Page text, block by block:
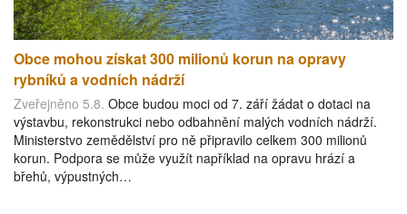
Obce mohou získat 300 milionů korun na opravy
rybníků a vodních nádrží
Zveřejněno 5.8. Obce budou moci od 7. září žádat o dotaci na
výstavbu, rekonstrukci nebo odbahnění malých vodních nádrží.
Ministerstvo zemědělství pro ně připravilo celkem 300 milionů
korun. Podpora se může využít například na opravu hrází a
břehů, výpustných…